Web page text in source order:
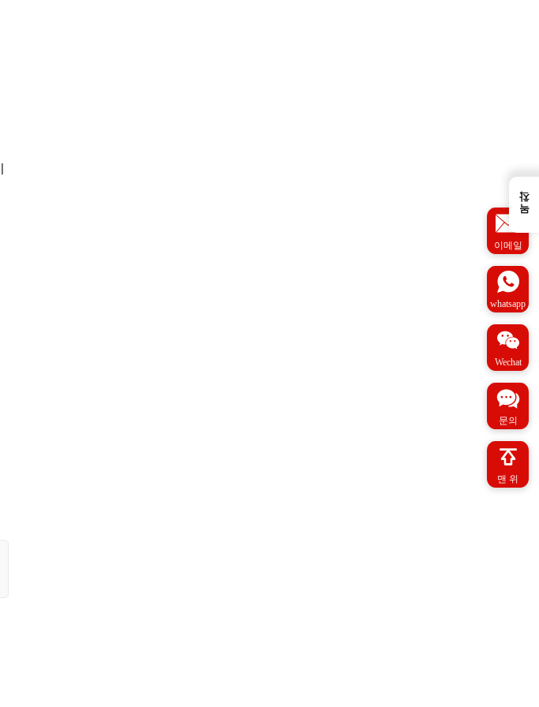
이메일
whatsapp
Wechat
문의
맨 위
←
목차